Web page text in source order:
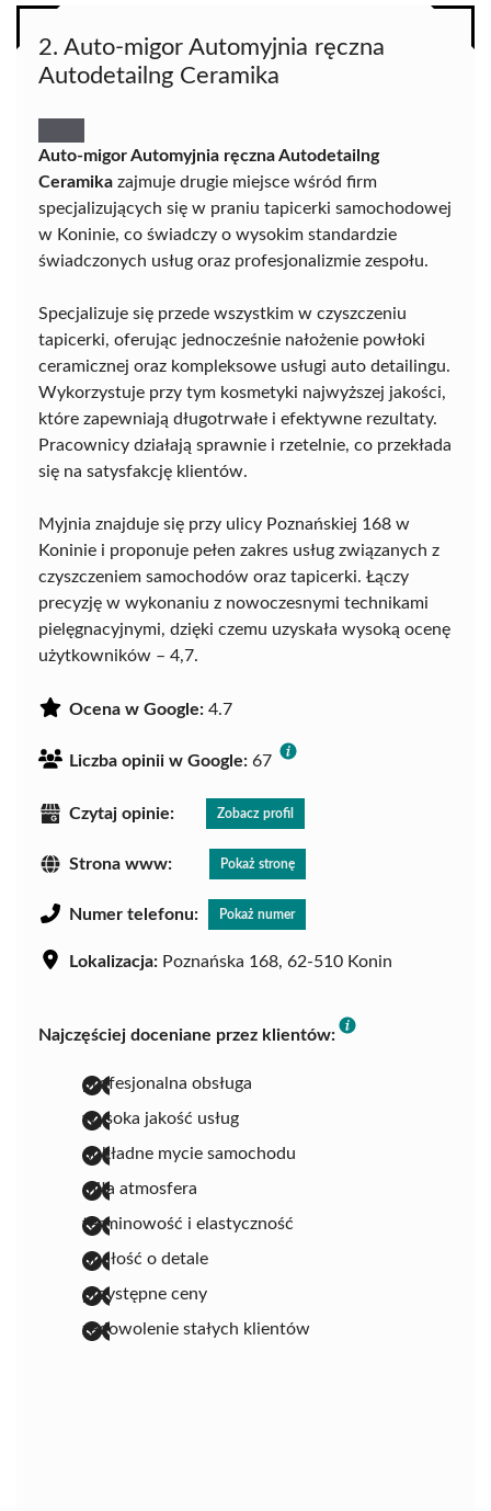
2. Auto-migor Automyjnia ręczna
Autodetailng Ceramika
Auto-migor Automyjnia ręczna Autodetailng
Ceramika zajmuje drugie miejsce wśród firm
specjalizujących się w praniu tapicerki samochodowej
w Koninie, co świadczy o wysokim standardzie
świadczonych usług oraz profesjonalizmie zespołu.
Specjalizuje się przede wszystkim w czyszczeniu
tapicerki, oferując jednocześnie nałożenie powłoki
ceramicznej oraz kompleksowe usługi auto detailingu.
Wykorzystuje przy tym kosmetyki najwyższej jakości,
które zapewniają długotrwałe i efektywne rezultaty.
Pracownicy działają sprawnie i rzetelnie, co przekłada
się na satysfakcję klientów.
Myjnia znajduje się przy ulicy Poznańskiej 168 w
Koninie i proponuje pełen zakres usług związanych z
czyszczeniem samochodów oraz tapicerki. Łączy
precyzję w wykonaniu z nowoczesnymi technikami
pielęgnacyjnymi, dzięki czemu uzyskała wysoką ocenę
użytkowników – 4,7.
Ocena w Google: 4.7
Liczba opinii w Google: 67
Czytaj opinie: Zobacz profil
Strona www: Pokaż stronę
Numer telefonu: Pokaż numer
Lokalizacja: Poznańska 168, 62-510 Konin
Najczęściej doceniane przez klientów:
profesjonalna obsługa
wysoka jakość usług
dokładne mycie samochodu
miła atmosfera
terminowość i elastyczność
dbałość o detale
przystępne ceny
zadowolenie stałych klientów